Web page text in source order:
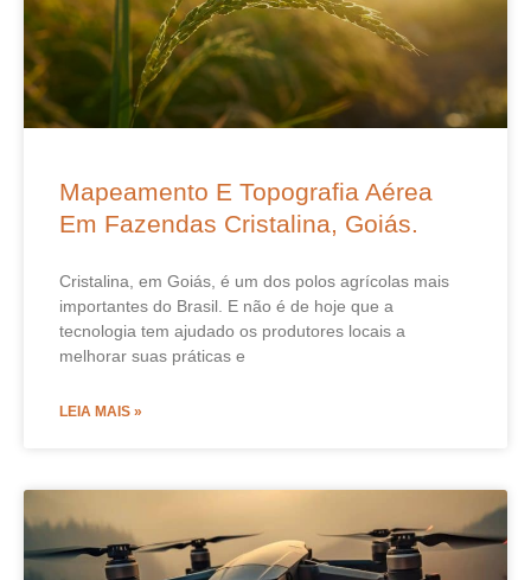
Mapeamento E Topografia Aérea
Em Fazendas Cristalina, Goiás.
Cristalina, em Goiás, é um dos polos agrícolas mais
importantes do Brasil. E não é de hoje que a
tecnologia tem ajudado os produtores locais a
melhorar suas práticas e
LEIA MAIS »